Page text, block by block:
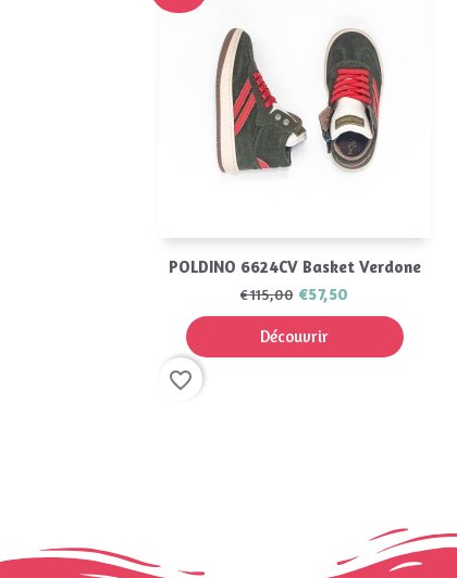
Aperçu rapide
POLDINO 6624CV Basket Verdone
€115,00 €57,50
Découvrir
favorite_border